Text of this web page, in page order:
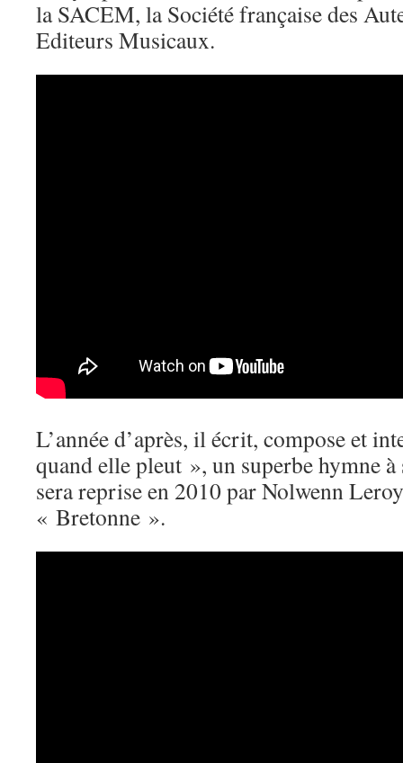
la SACEM, la Société française des
Editeurs Musicaux.
L’année d’après, il écrit, compose et
quand elle pleut », un superbe hymne
sera reprise en 2010 par Nolwenn
« Bretonne ».